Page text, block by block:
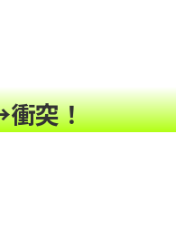
を選べと炎上
NEW!
捕NEW!
238アカウント、総額43
回らないよね？「綺麗な食
衝突！